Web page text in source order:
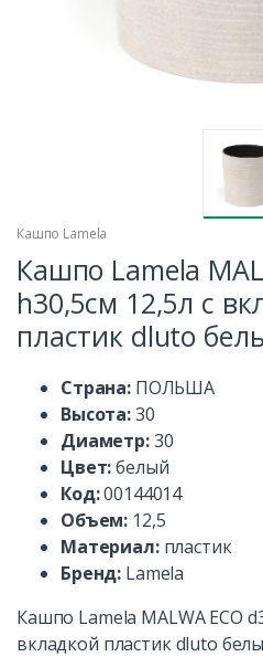
Кашпо Lamela
Кашпо Lamela
h30,5см 12,5л с
пластик dluto
Страна: ПОЛЬША
Высота:30
Диаметр:30
Цвет:белый
Код:00144014
Объем: 12,5
Материал: пластик
Бренд: Lamela
Кашпо Lamela MALWA ECO
вкладкой пластик dluto